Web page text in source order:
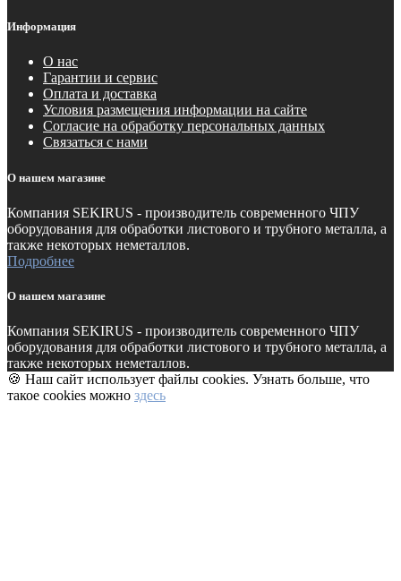
Информация
О нас
Гарантии и сервис
Оплата и доставка
Условия размещения информации на сайте
Согласие на обработку персональных данных
Связаться с нами
О нашем магазине
Компания SEKIRUS - производитель современного ЧПУ
оборудования для обработки листового и трубного металла, а
также некоторых неметаллов.
Подробнее
О нашем магазине
Компания SEKIRUS - производитель современного ЧПУ
оборудования для обработки листового и трубного металла, а
также некоторых неметаллов.
🍪 Наш сайт использует файлы cookies. Узнать больше, что
такое cookies можно здесь